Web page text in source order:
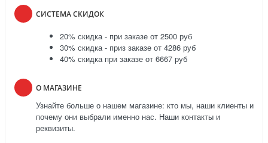
СИСТЕМА СКИДОК
20% скидка - при заказе от 2500 руб
30% скидка - приз заказе от 4286 руб
40% скидка при заказе от 6667 руб
О МАГАЗИНЕ
Узнайте больше о нашем магазине: кто мы, наши клиенты и
почему они выбрали именно нас. Наши контакты и
реквизиты.